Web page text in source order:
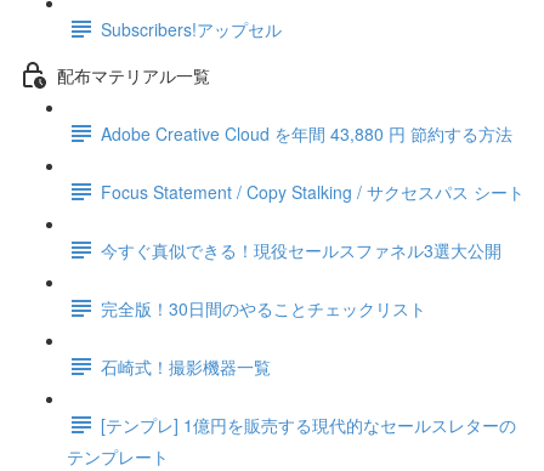
Subscribers!アップセル
配布マテリアル一覧
Adobe Creative Cloud を年間 43,880 円 節約する方法
Focus Statement / Copy Stalking / サクセスパス シート
今すぐ真似できる！現役セールスファネル3選大公開
完全版！30日間のやることチェックリスト
石崎式！撮影機器一覧
[テンプレ] 1億円を販売する現代的なセールスレターの
テンプレート